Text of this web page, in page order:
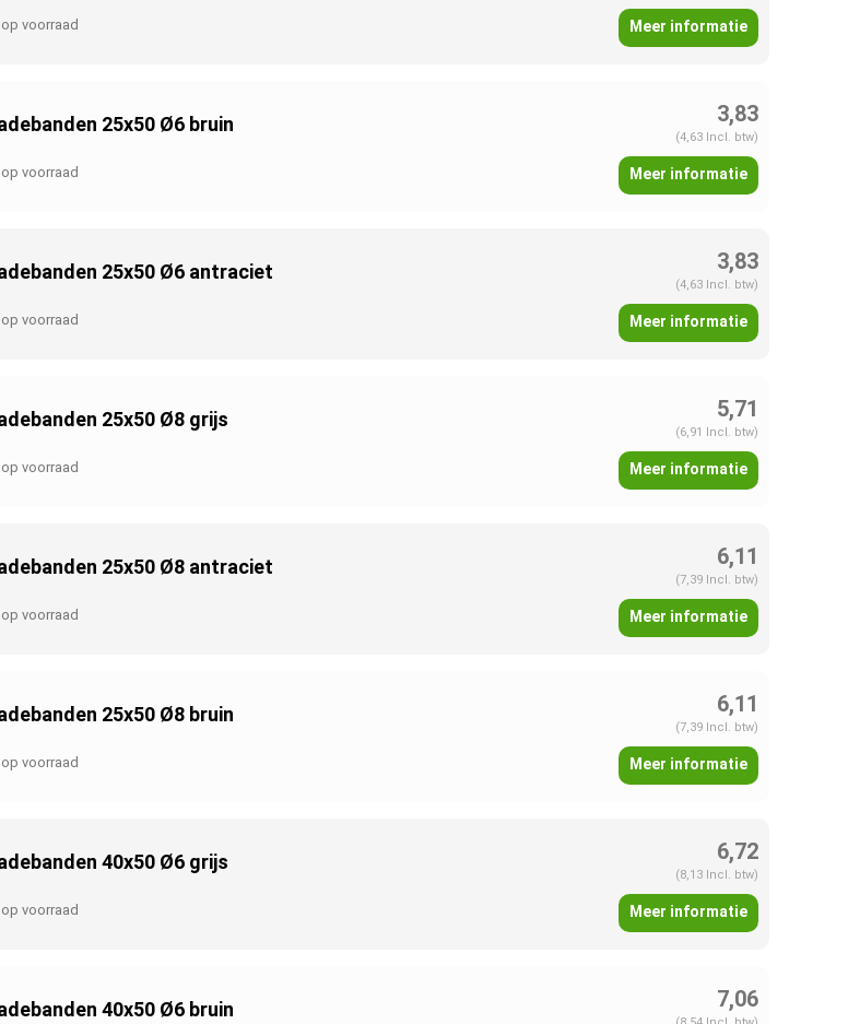
voorraad Meer informatie
25x50 Ø6 bruin
voorraad
3,83
(4,63 Incl. btw)
Meer informatie
25x50 Ø6 antraciet
voorraad
3,83
(4,63 Incl. btw)
Meer informatie
25x50 Ø8 grijs
voorraad
5,71
(6,91 Incl. btw)
Meer informatie
25x50 Ø8 antraciet
voorraad
6,11
(7,39 Incl. btw)
Meer informatie
25x50 Ø8 bruin
voorraad
6,11
(7,39 Incl. btw)
Meer informatie
40x50 Ø6 grijs
voorraad
6,72
(8,13 Incl. btw)
Meer informatie
40x50 Ø6 bruin 7,06